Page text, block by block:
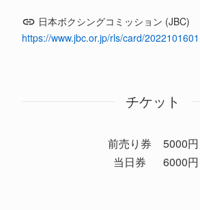
日本ボクシングコミッション (JBC)
https://www.jbc.or.jp/rls/card/
チケット
前売り券
5000円
当日券
6000円